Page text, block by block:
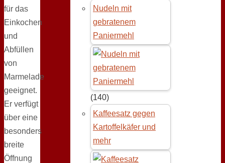
für das
Einkochen
und
Abfüllen
von
Marmelade
geeignet.
Er verfügt
über eine
besonders
breite
Öffnung
Nudeln mit
gebratenem
Paniermehl
(140)
Kaffeesatz gegen
Kartoffelkäfer und
mehr